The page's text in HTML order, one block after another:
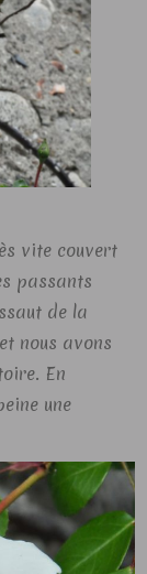
vite couvert
passants
de la
nous avons
En
une